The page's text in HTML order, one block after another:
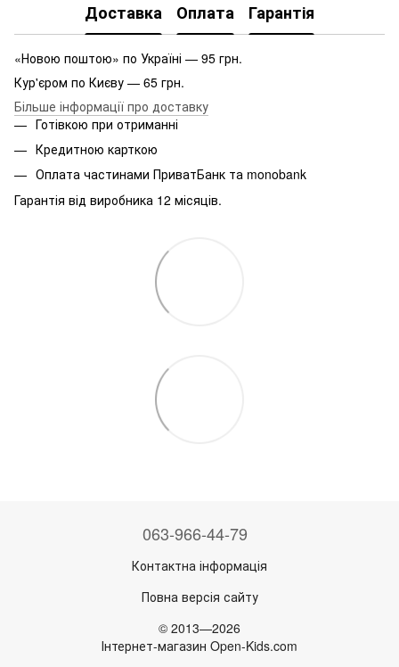
Доставка Оплата Гарантія
«Новою поштою» по Україні — 95 грн.
Кур'єром по Києву — 65 грн.
Більше інформації про доставку
Готівкою при отриманні
Кредитною карткою
Оплата частинами ПриватБанк та monobank
Гарантія від виробника 12 місяців.
063-966-44-79
Контактна інформація
Повна версія сайту
© 2013—2026
Інтернет-магазин Open-Kids.com